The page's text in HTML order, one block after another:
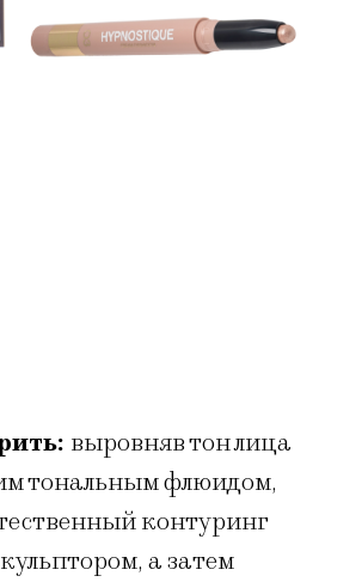
выровняв тон лица
тональным флюидом,
контуринг
а затем